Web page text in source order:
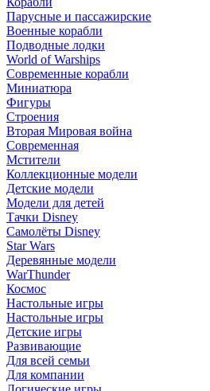
Парусные и пассажирские
Военные корабли
Подводные лодки
World of Warships
Современные корабли
Миниатюра
Фигуры
Строения
Вторая Мировая война
Современная
Мстители
Коллекционные модели
Детские модели
Модели для детей
Тачки Disney
Самолёты Disney
Star Wars
Деревянные модели
WarThunder
Космос
Настольные игры
Настольные игры
Детские игры
Развивающие
Для всей семьи
Для компании